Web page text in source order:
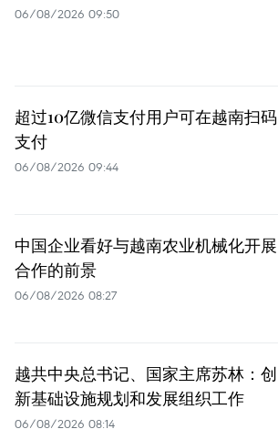
06/08/2026 09:50
超过10亿微信支付用户可在越南扫码
支付
06/08/2026 09:44
中国企业看好与越南农业机械化开展
合作的前景
06/08/2026 08:27
越共中央总书记、国家主席苏林：创
新基础设施规划和发展组织工作
06/08/2026 08:14